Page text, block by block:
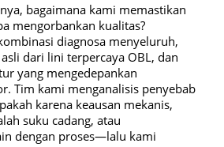
bagaimana kami memastikan
mengorbankan kualitas?
diagnosa menyeluruh,
dari lini terpercaya OBL, dan
yang mengedepankan
Tim kami menganalisis penyebab
karena keausan mekanis,
suku cadang, atau
dengan proses—lalu kami